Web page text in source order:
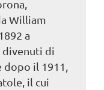
William
a
divenuti di
dopo il 1911,
il cui